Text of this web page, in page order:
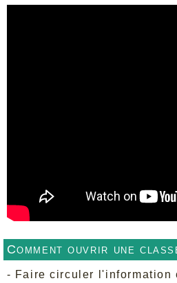
Comment ouvrir une
- Faire circuler l'information